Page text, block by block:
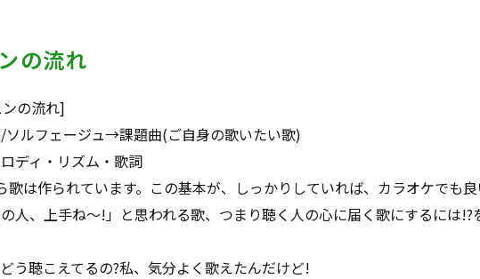
の流れ
の流れ]
ルフェージュ→課題曲(ご自身の歌いたい歌)
ディ・リズム・歌詞
歌は作られています。この基本が、しっかりしていれば、カラオケでも良
人、上手ね～!」と思われる歌、つまり聴く人の心に届く歌にするには!?
う聴こえてるの?私、気分よく歌えたんだけど!